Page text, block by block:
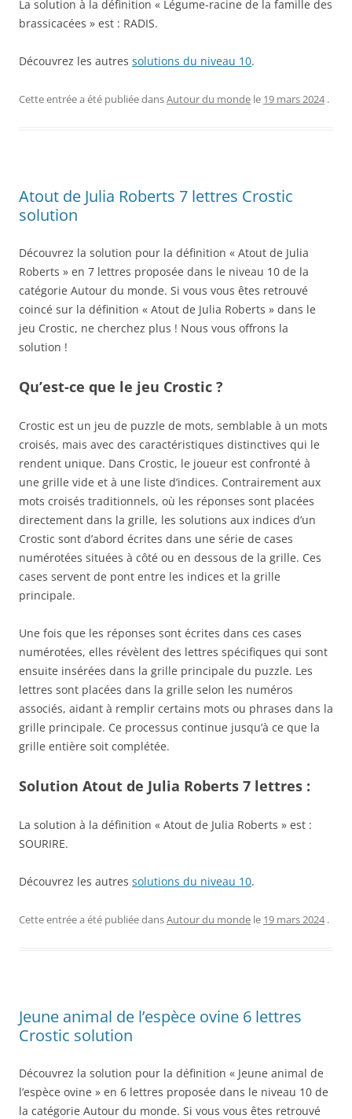
La solution à la définition « Légume-racine de la famille des
brassicacées » est : RADIS.
Découvrez les autres solutions du niveau 10.
Cette entrée a été publiée dansAutour du monde le 19 mars 2024 .
Atout de Julia Roberts 7 lettres Crostic
solution
Découvrez la solution pour la définition « Atout de Julia
Roberts » en 7 lettres proposée dans le niveau 10 de la
catégorie Autour du monde. Si vous vous êtes retrouvé
coincé sur la définition « Atout de Julia Roberts » dans le
jeu Crostic, ne cherchez plus ! Nous vous offrons la
solution !
Qu’est-ce que le jeu Crostic ?
Crostic est un jeu de puzzle de mots, semblable à un mots
croisés, mais avec des caractéristiques distinctives qui le
rendent unique. Dans Crostic, le joueur est confronté à
une grille vide et à une liste d’indices. Contrairement aux
mots croisés traditionnels, où les réponses sont placées
directement dans la grille, les solutions aux indices d’un
Crostic sont d’abord écrites dans une série de cases
numérotées situées à côté ou en dessous de la grille. Ces
cases servent de pont entre les indices et la grille
principale.
Une fois que les réponses sont écrites dans ces cases
numérotées, elles révèlent des lettres spécifiques qui sont
ensuite insérées dans la grille principale du puzzle. Les
lettres sont placées dans la grille selon les numéros
associés, aidant à remplir certains mots ou phrases dans la
grille principale. Ce processus continue jusqu’à ce que la
grille entière soit complétée.
Solution Atout de Julia Roberts 7 lettres :
La solution à la définition « Atout de Julia Roberts » est :
SOURIRE.
Découvrez les autres solutions du niveau 10.
Cette entrée a été publiée dansAutour du monde le 19 mars 2024 .
Jeune animal de l’espèce ovine 6 lettres
Crostic solution
Découvrez la solution pour la définition « Jeune animal de
l’espèce ovine » en 6 lettres proposée dans le niveau 10 de
la catégorie Autour du monde. Si vous vous êtes retrouvé